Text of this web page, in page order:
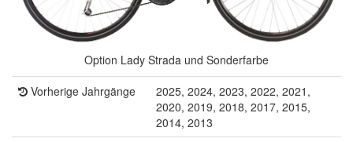
Option Lady Strada und Sonderfarbe
Vorherige Jahrgänge
2025, 2024, 2023, 2022, 2021,
2020, 2019, 2018, 2017, 2015,
2014, 2013